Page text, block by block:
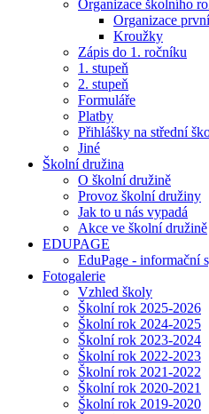
Organizace školního
Organizace
Kroužky
Zápis do 1. ročníku
1. stupeň
2. stupeň
Formuláře
Platby
Přihlášky na střední
Jiné
Školní družina
O školní družině
Provoz školní družiny
Jak to u nás vypadá
Akce ve školní družině
EDUPAGE
EduPage - informační
Fotogalerie
Vzhled školy
Školní rok 2025-2026
Školní rok 2024-2025
Školní rok 2023-2024
Školní rok 2022-2023
Školní rok 2021-2022
Školní rok 2020-2021
Školní rok 2019-2020